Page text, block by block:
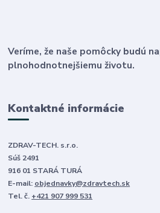
Veríme, že naše pomôcky budú
plnohodnotnejšiemu životu.
Kontaktné informácie
ZDRAV-TECH. s.r.o.
Súš 2491
916 01 STARÁ TURÁ
E-mail: objednavky@zdravtech.sk
Tel. č. +421 907 999 531